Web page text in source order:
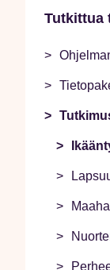
Tutkittua